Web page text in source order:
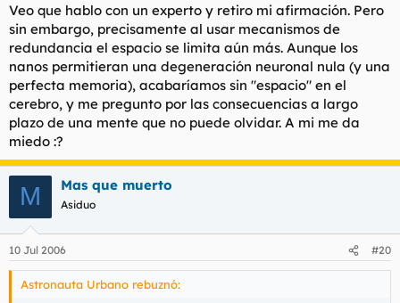
Con permiso, pero te acabas de cantear. Recapacita
sobre esto que has dicho y piensa que la plasticidad
neuronal funciona hasta con los electrodos de cobre en
el cortex de un mono que puede mover un brazo
artificial.
Haz clic para expandir...
Hombre, no soy ningún neurólogo y me puedo equivocar
como cualquier hijo de vecino
La diferencia es que eso es un empalme axónico en una
zona psicomotriz, o al menos así lo entiendo yo. Las zonas
destinadas al almacenamiento de recuerdos son más
dependientes de la forma y son irrecuperables (hasta
donde yo sé).
De hecho las últimas teorías al respecto apuntan a que el
"almacenamiento de recuerdos" (usemos este término en lugar
de memoria), y que en efecto se traduce como grafos de
conectividad entre neuronas, estos están replicadas en
distintas zonas del cerebro.
Es lo que se conoce como
alguna neurona (o grupo de estas) o simplemente de la
conexión sináptica que conforma el grafo del "recuerdo".
Veo que hablo con un experto y retiro mi afirmación. Pero
sin embargo, precisamente al usar mecanismos de
redundancia el espacio se limita aún más. Aunque los
nanos permitieran una degeneración neuronal nula (y una
perfecta memoria), acabaríamos sin "espacio" en el
cerebro, y me pregunto por las consecuencias a largo
plazo de una mente que no puede olvidar. A mi me da
miedo :?
M Mas que muerto
Asiduo
10 Jul 2006 #20
Astronauta Urbano rebuznó: